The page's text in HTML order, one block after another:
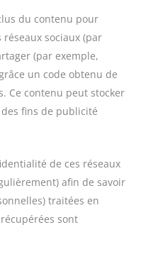
du contenu pour
sociaux (par
(par exemple,
un code obtenu de
Ce contenu peut stocker
fins de publicité
de ces réseaux
afin de savoir
traitées en
sont